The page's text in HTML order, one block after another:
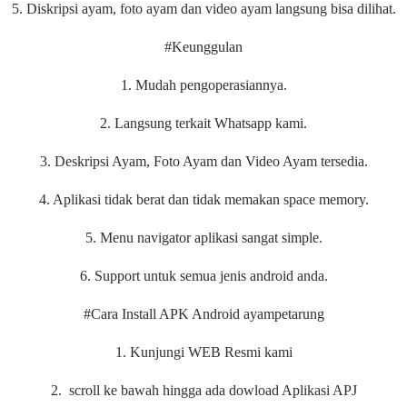
5. Diskripsi ayam, foto ayam dan video ayam langsung bisa dilihat.
#Keunggulan
1. Mudah pengoperasiannya.
2. Langsung terkait Whatsapp kami.
3. Deskripsi Ayam, Foto Ayam dan Video Ayam tersedia.
4. Aplikasi tidak berat dan tidak memakan space memory.
5. Menu navigator aplikasi sangat simple.
6. Support untuk semua jenis android anda.
#Cara Install APK Android ayampetarung
1. Kunjungi WEB Resmi kami
2. scroll ke bawah hingga ada dowload Aplikasi APJ